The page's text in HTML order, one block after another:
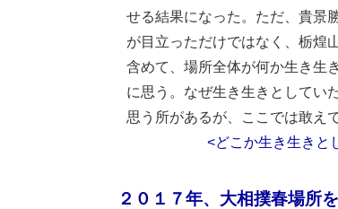
せる結果になった。ただ、貴景
が目立っただけではなく、栃煌
含めて、場所全体が何か生き生
に思う。なぜ生き生きとしてい
思う所があるが、ここでは敢え
<どこか生き生きと
２０１７年、大相撲春場所